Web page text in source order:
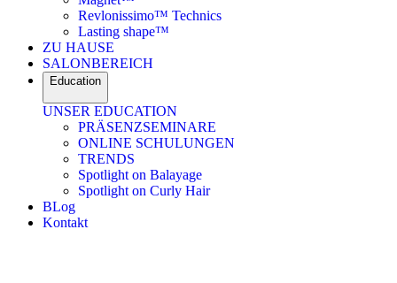
Revlonissimo™ Technics
Lasting shape™
ZU HAUSE
SALONBEREICH
Education
UNSER EDUCATION
PRÄSENZSEMINARE
ONLINE SCHULUNGEN
TRENDS
Spotlight on Balayage
Spotlight on Curly Hair
BLog
Kontakt